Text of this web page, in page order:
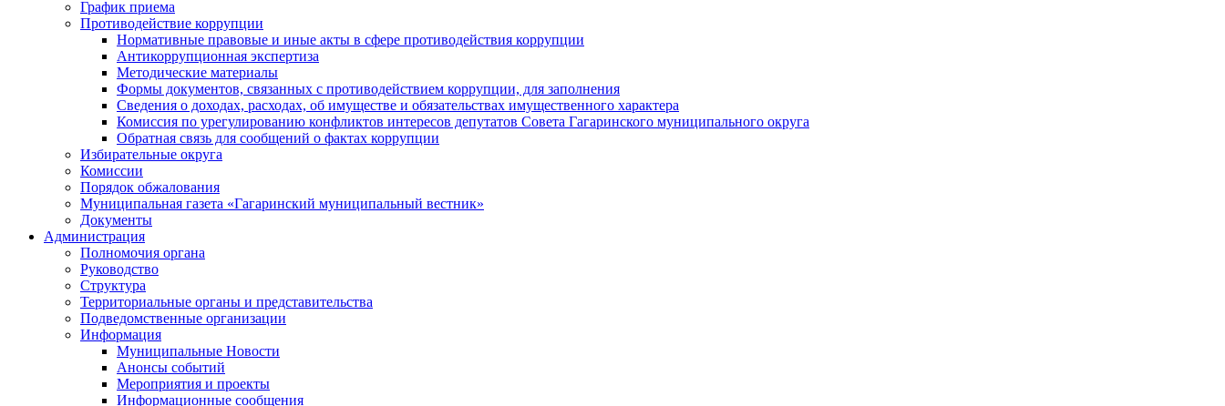
График приема
Противодействие коррупции
Нормативные правовые и иные акты в сфере противодействия коррупции
Антикоррупционная экспертиза
Методические материалы
Формы документов, связанных с противодействием коррупции, для заполнения
Сведения о доходах, расходах, об имуществе и обязательствах имущественного характера
Комиссия по урегулированию конфликтов интересов депутатов Совета Гагаринского муниципального округа
Обратная связь для сообщений о фактах коррупции
Избирательные округа
Комиссии
Порядок обжалования
Муниципальная газета «Гагаринский муниципальный вестник»
Документы
Администрация
Полномочия органа
Руководство
Структура
Территориальные органы и представительства
Подведомственные организации
Информация
Муниципальные Новости
Анонсы событий
Мероприятия и проекты
Информационные сообщения